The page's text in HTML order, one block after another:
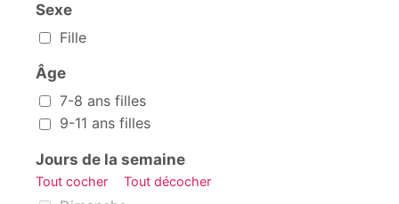
Sexe
Sexe
Fille
Âge
Âge
7-8 ans filles
9-11 ans filles
Jours de la semaine
Tout cocher Tout décocher
Jours de la semaine